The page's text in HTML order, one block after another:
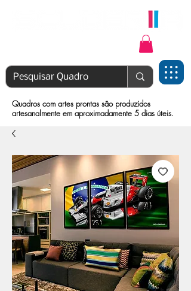
Quadros com artes prontas são produzidos
artesanalmente em aproximadamente 5 dias úteis.